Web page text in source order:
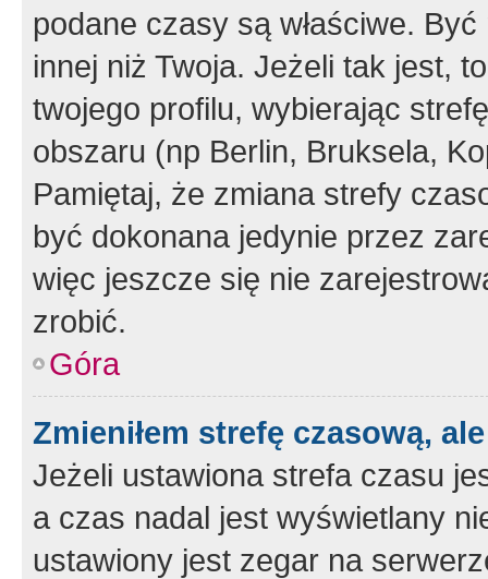
podane czasy są właściwe.
innej niż Twoja. Jeżeli tak jest,
twojego profilu, wybierając
obszaru (np Berlin, Bruksela,
Pamiętaj, że zmiana strefy
być dokonana jedynie przez
więc jeszcze się nie
zrobić.
Góra
Zmieniłem strefę czasową,
Jeżeli ustawiona strefa czasu
a czas nadal jest wyświetlany
ustawiony jest zegar na